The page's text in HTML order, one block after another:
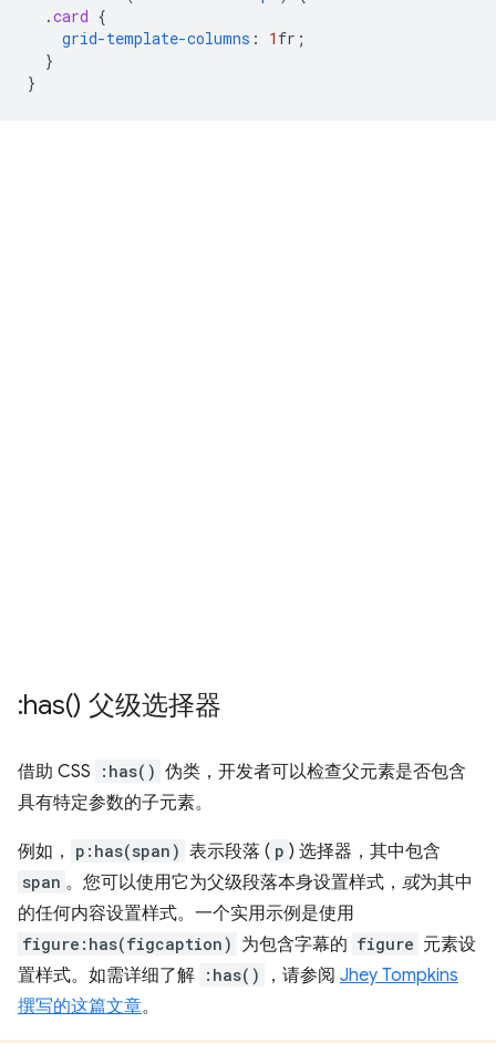
.card {
grid-template-columns : 1 fr ;
}
}
:has() 父级选择器
借助 CSS :has() 伪类，开发者可以检查父元素是否包含
具有特定参数的子元素。
例如， p:has(span) 表示段落 ( p ) 选择器，其中包含
span 。您可以使用它为父级段落本身设置样式， 或为其中
的任何内容设置样式。一个实用示例是使用
figure:has(figcaption) 为包含字幕的 figure 元素设
置样式。如需详细了解 :has() ，请参阅 Jhey Tompkins
撰写的这篇文章。